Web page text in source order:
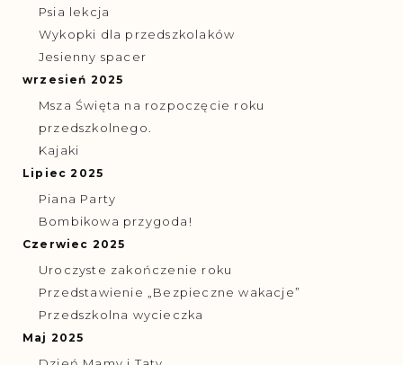
Psia lekcja
Wykopki dla przedszkolaków
Jesienny spacer
wrzesień 2025
Msza Święta na rozpoczęcie roku
przedszkolnego.
Kajaki
Lipiec 2025
Piana Party
Bombikowa przygoda!
Czerwiec 2025
Uroczyste zakończenie roku
Przedstawienie „Bezpieczne wakacje”
Przedszkolna wycieczka
Maj 2025